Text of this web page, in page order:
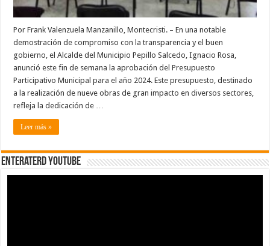
Por Frank Valenzuela Manzanillo, Montecristi. – En una notable
demostración de compromiso con la transparencia y el buen
gobierno, el Alcalde del Municipio Pepillo Salcedo, Ignacio Rosa,
anunció este fin de semana la aprobación del Presupuesto
Participativo Municipal para el año 2024. Este presupuesto, destinado
a la realización de nueve obras de gran impacto en diversos sectores,
refleja la dedicación de …
Leer más »
EnterateRD YOUTUBE